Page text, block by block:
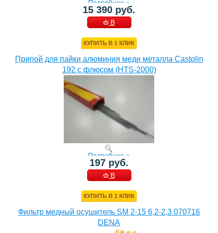
Подробнее »
15 390 руб.
В
КУПИТЬ В 1 КЛИК
Припой для пайки алюминия меди металла Castolin
192 с флюсом (HTS-2000)
Подробнее »
197 руб.
В
КУПИТЬ В 1 КЛИК
Фильтр медный осушитель SM 2-15 6,2-2,3 070716
DENA